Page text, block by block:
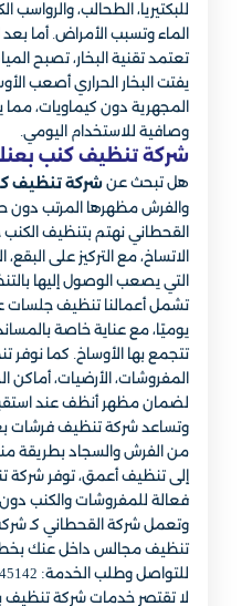
للبكتيريا، الطحالب،
الماء وتسبب الأمراض. أما
تعتمد تقنية البخار، تصبح
يفتت البخار الحراري أصعب
المجهرية دون كيماويات،
وصافية للاستخدام اليومي.
شركة تنظيف كنب
هل تبحث عن شركة تنظيف
والفرش مظهرها المرتب دون
القحطاني نهتم بتنظيف
الاتساخ، مع التركيز على البقع،
التي يصعب الوصول إليها
تشمل أعمالنا تنظيف جلسات
يوميًا، مع عناية خاصة
تتجمع بها الأوساخ. كما
المفروشات، الأرضيات، أماكن
لضمان مظهر أنظف عند
وتساعد شركة تنظيف فرشات
من الفرش والسجاد بطريقة
إلى تنظيف أعمق، توفر شركة
فعالة للمفروشات والكنب دون
وتعمل شركة القحطاني كـ
تنظيف مجالس داخل عنك
للتواصل وطلب الخدمة: 0548145142.
لا تقتصر خدمات شركة تنظيف